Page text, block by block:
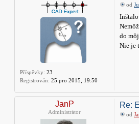
Příspěvky: 23
Registrován: 25 pro 2015, 19:50
od
do
Nie je
JanP
Administrátor
Re:
od